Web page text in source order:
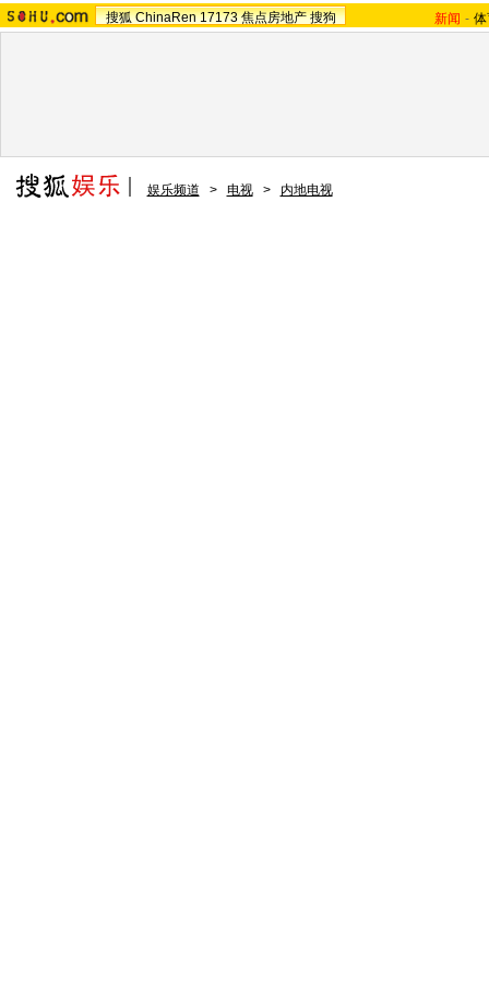
搜狐 ChinaRen 17173 焦点房地产 搜狗 新闻 -
娱乐频道 > 电视 > 内地电视